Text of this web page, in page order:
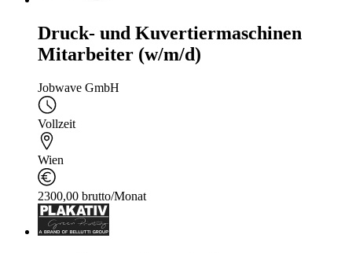
Druck- und Kuvertiermaschinen
Mitarbeiter (w/m/d)
Jobwave GmbH
Vollzeit
Wien
2300,00 brutto/Monat